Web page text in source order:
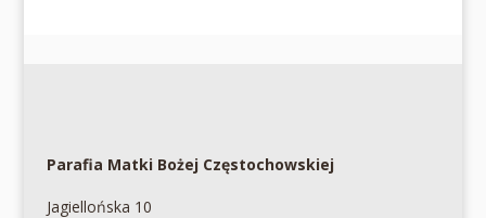
Parafia Matki Bożej Częstochowskiej
Jagiellońska 10